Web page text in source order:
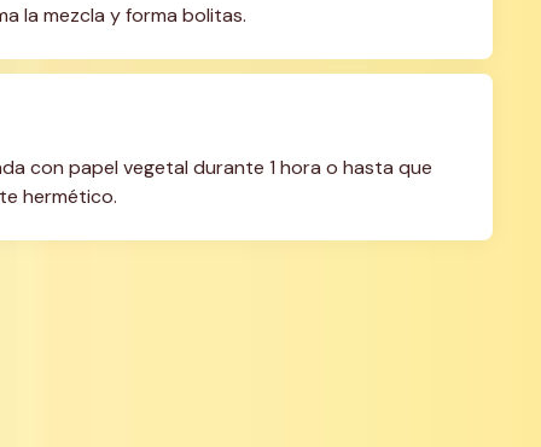
la mezcla y forma bolitas.
con papel vegetal durante 1 hora o hasta que
hermético.